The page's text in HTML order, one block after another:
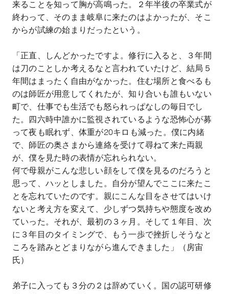
来ることを知って胸が高鳴った。２年半後の卒業式が
終わって、そのまま岐阜に来たのはよかったが、そこ
からが試練の始まりだったという。
「正直、しんどかったですよ。修行に入ると、３年間
は刀のことしか考えるなと言われていたけど、結局５
年間はまったく自由がなかった。住む場所と食べるも
のは師匠が用意してくれたが、知り合いも誰もいない
町で、仕事でも生活でも怒られっぱなしの毎日でし
た。四六時中誰かに監視されているような恐怖心が募
って夜も眠れず、体重が20キロも減った。僕に内緒
で、師匠の奥さまから連絡を受けて尋ねて来た両親
が、僕を見た時の表情が忘れられない。
何で母親がこんな悲しい顔をして僕を見るのだろうと
思って、ハッとしました。自分が望んでここに来たこ
とを忘れていたのです。親にこんな目をさせてはいけ
ないと考え方を変えて、少しずつ気持ちや態度を改め
ていった。それが、最初の３ヶ月。そして１年目、次
に３年目のタイミングで、もう一歩で挫折しそうなと
ころを踏みとどまりながら進んできました」（房宙
氏）
弟子に入っても３分の２は辞めていく。国の認可研修